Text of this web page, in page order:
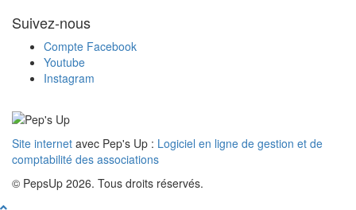
Suivez-nous
Compte Facebook
Youtube
Instagram
Site internet avec Pep's Up : Logiciel en ligne de gestion et de
comptabilité des associations
© PepsUp 2026. Tous droits réservés.